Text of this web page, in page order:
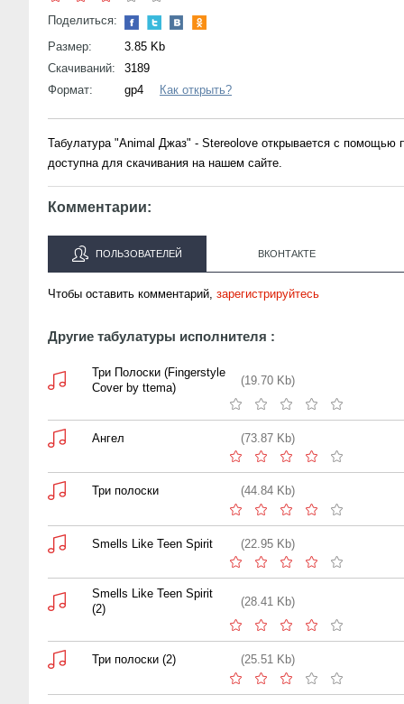
Поделиться:
Размер:
3.85 Kb
Скачиваний:
3189
Формат:
gp4 Как открыть?
Табулатура "Animal Джаз" - Stereolove открывается с помощью
доступна для скачивания на нашем сайте.
Комментарии:
ПОЛЬЗОВАТЕЛЕЙ ВКОНТАКТЕ
Чтобы оставить комментарий, зарегистрируйтесь
Другие табулатуры исполнителя :
Три Полоски (Fingerstyle
Cover by ttema)
(19.70 Kb)
Ангел (73.87 Kb)
Три полоски (44.84 Kb)
Smells Like Teen Spirit (22.95 Kb)
Smells Like Teen Spirit
(2)
(28.41 Kb)
Три полоски (2) (25.51 Kb)